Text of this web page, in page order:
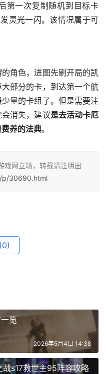
第一次复制随机到目标卡
灵光一闪。该情况属于可
角色，进图先刷开局的凯
部分的卡，到达第一个航
量的卡组了。但是需要注
消失，建议是去活动卡厄
养的法典。
戏网立场，转载请注明出
p/30690.html
(0)
览
2026年5月4日 14:38
s17救世主95阵容攻略